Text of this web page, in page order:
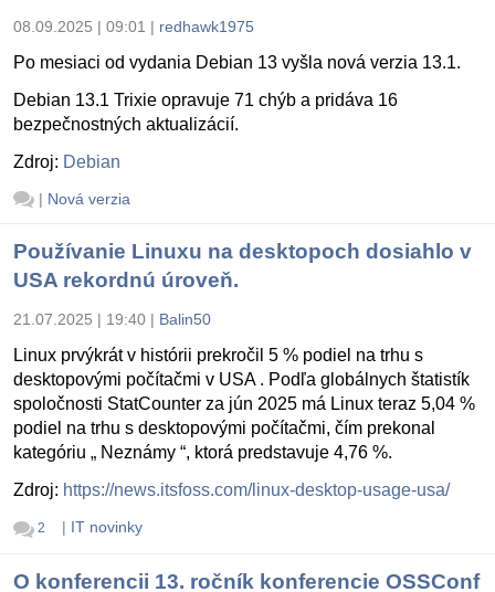
08.09.2025 | 09:01 | redhawk1975
Po mesiaci od vydania Debian 13 vyšla nová verzia 13.1.
Debian 13.1 Trixie opravuje 71 chýb a pridáva 16
bezpečnostných aktualizácií.
Zdroj: Debian
| Nová verzia
Používanie Linuxu na desktopoch dosiahlo v
USA rekordnú úroveň.
21.07.2025 | 19:40 | Balin50
Linux prvýkrát v histórii prekročil 5 % podiel na trhu s
desktopovými počítačmi v USA . Podľa globálnych štatistík
spoločnosti StatCounter za jún 2025 má Linux teraz 5,04 %
podiel na trhu s desktopovými počítačmi, čím prekonal
kategóriu „ Neznámy “, ktorá predstavuje 4,76 %.
Zdroj: https://news.itsfoss.com/linux-desktop-usage-usa/
2 | IT novinky
O konferencii 13. ročník konferencie OSSConf